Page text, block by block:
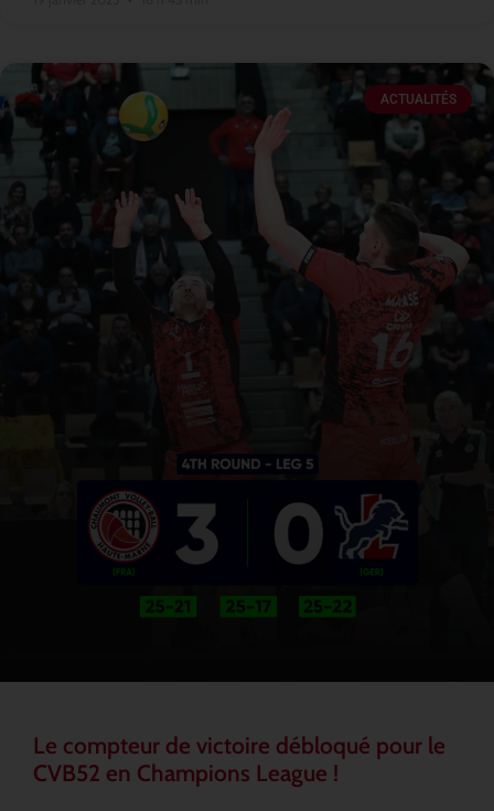
ACTUALITÉS
Le compteur de victoire débloqué pour le
CVB52 en Champions League !